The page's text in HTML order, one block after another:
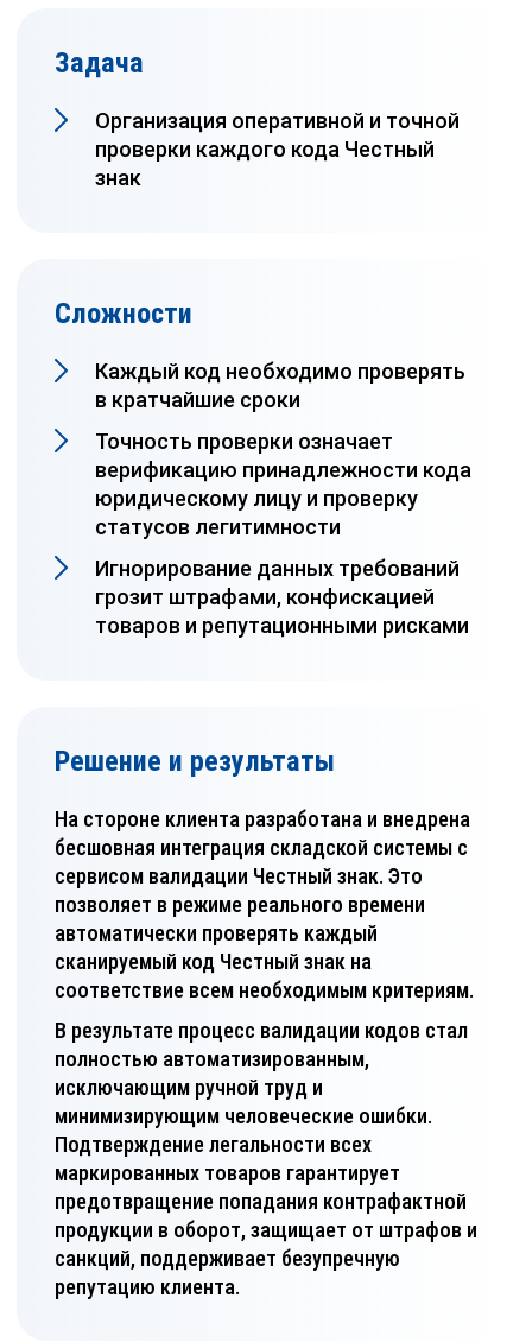
Задача
Организация оперативной и точной
проверки каждого кода Честный
знак
Сложности
Каждый код необходимо проверять
в кратчайшие сроки
Точность проверки означает
верификацию принадлежности кода
юридическому лицу и проверку
статусов легитимности
Игнорирование данных требований
грозит штрафами, конфискацией
товаров и репутационными рисками
Решение и результаты
На стороне клиента разработана и внедрена
бесшовная интеграция складской системы с
сервисом валидации Честный знак. Это
позволяет в режиме реального времени
автоматически проверять каждый
сканируемый код Честный знак на
соответствие всем необходимым критериям.
В результате процесс валидации кодов стал
полностью автоматизированным,
исключающим ручной труд и
минимизирующим человеческие ошибки.
Подтверждение легальности всех
маркированных товаров гарантирует
предотвращение попадания контрафактной
продукции в оборот, защищает от штрафов и
санкций, поддерживает безупречную
репутацию клиента.